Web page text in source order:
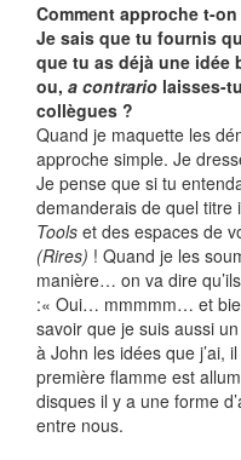
Comment approche t-
Je sais que tu fournis
que tu as déjà une idée
ou, a contrario laisses-
collègues ?
Quand je maquette les
approche simple. Je
Je pense que si tu
demanderais de quel titre
Tools et des espaces de
(Rires) ! Quand je les
manière… on va dire
:« Oui… mmmmm… et
savoir que je suis aussi
à John les idées que j’ai,
première flamme est
disques il y a une forme
entre nous.